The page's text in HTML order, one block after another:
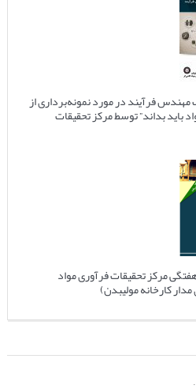
مهندس فرآیند در مورد نمونه‌برداری از
باید بداند” توسط مرکز تحقیقات
مرکز تحقیقات فرآوری مواد
کارخانه مولیبدن)
.